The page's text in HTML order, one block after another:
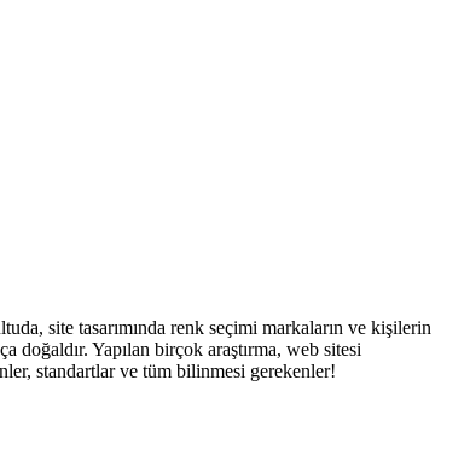
site tasarımında renk seçimi markaların ve kişilerin
Yapılan birçok araştırma, web sitesi
standartlar ve tüm bilinmesi gerekenler!